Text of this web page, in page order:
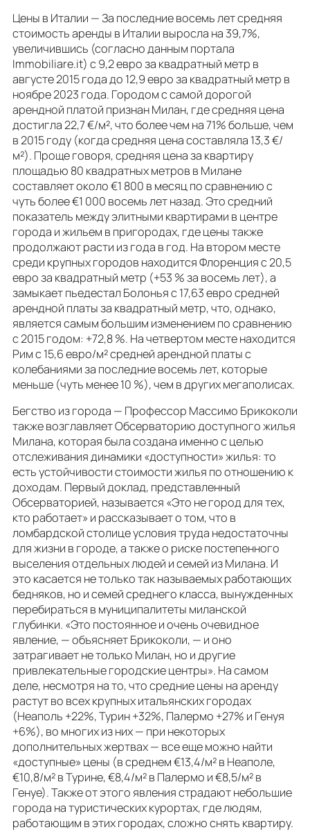
Цены в Италии — За последние восемь лет средняя
стоимость аренды в Италии выросла на 39,7%,
увеличившись (согласно данным портала
Immobiliare.it) с 9,2 евро за квадратный метр в
августе 2015 года до 12,9 евро за квадратный метр в
ноябре 2023 года. Городом с самой дорогой
арендной платой признан Милан, где средняя цена
достигла 22,7 €/м², что более чем на 71% больше, чем
в 2015 году (когда средняя цена составляла 13,3 €/
м²). Проще говоря, средняя цена за квартиру
площадью 80 квадратных метров в Милане
составляет около €1 800 в месяц по сравнению с
чуть более €1 000 восемь лет назад. Это средний
показатель между элитными квартирами в центре
города и жильем в пригородах, где цены также
продолжают расти из года в год. На втором месте
среди крупных городов находится Флоренция с 20,5
евро за квадратный метр (+53 % за восемь лет), а
замыкает пьедестал Болонья с 17,63 евро средней
арендной платы за квадратный метр, что, однако,
является самым большим изменением по сравнению
с 2015 годом: +72,8 %. На четвертом месте находится
Рим с 15,6 евро/м² средней арендной платы с
колебаниями за последние восемь лет, которые
меньше (чуть менее 10 %), чем в других мегаполисах.
Бегство из города — Профессор Массимо Брикоколи
также возглавляет Обсерваторию доступного жилья
Милана, которая была создана именно с целью
отслеживания динамики «доступности» жилья: то
есть устойчивости стоимости жилья по отношению к
доходам. Первый доклад, представленный
Обсерваторией, называется «Это не город для тех,
кто работает» и рассказывает о том, что в
ломбардской столице условия труда недостаточны
для жизни в городе, а также о риске постепенного
выселения отдельных людей и семей из Милана. И
это касается не только так называемых работающих
бедняков, но и семей среднего класса, вынужденных
перебираться в муниципалитеты миланской
глубинки. «Это постоянное и очень очевидное
явление, — объясняет Брикоколи, — и оно
затрагивает не только Милан, но и другие
привлекательные городские центры». На самом
деле, несмотря на то, что средние цены на аренду
растут во всех крупных итальянских городах
(Неаполь +22%, Турин +32%, Палермо +27% и Генуя
+6%), во многих из них — при некоторых
дополнительных жертвах — все еще можно найти
«доступные» цены (в среднем €13,4/м² в Неаполе,
€10,8/м² в Турине, €8,4/м² в Палермо и €8,5/м² в
Генуе). Также от этого явления страдают небольшие
города на туристических курортах, где людям,
работающим в этих городах, сложно снять квартиру.